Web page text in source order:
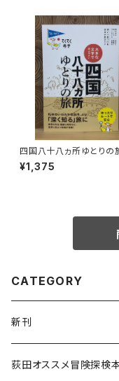
四国八十八ヵ所ゆとりの
¥1,375
CATEGORY
新刊
和書
荻田オススメ冒険探検